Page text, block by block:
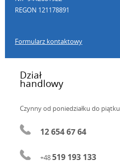
REGON 121178891
Formularz kontaktowy
Dział
handlowy
Czynny od poniedziałku do piątku
12 654 67 64
+48519 193 133